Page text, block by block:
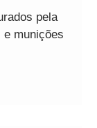
pela
e munições